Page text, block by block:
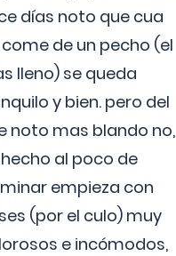
días noto que cua
de un pecho (el
lleno) se queda
y bien. pero del
noto mas blando no,
al poco de
empieza con
(por el culo) muy
e incómodos,